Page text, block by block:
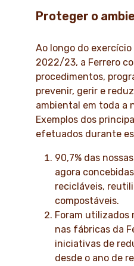
Proteger o
Ao longo do
2022/23, a Ferrero
procedimentos,
prevenir, gerir e
ambiental em toda a
Exemplos dos
efetuados durante
90,7% das
agora
recicláveis,
compostáveis.
Foram utilizados
nas fábricas da
iniciativas de
desde o ano de